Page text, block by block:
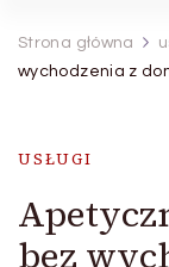
Strona główna
wychodzenia z
USŁUGI
bez